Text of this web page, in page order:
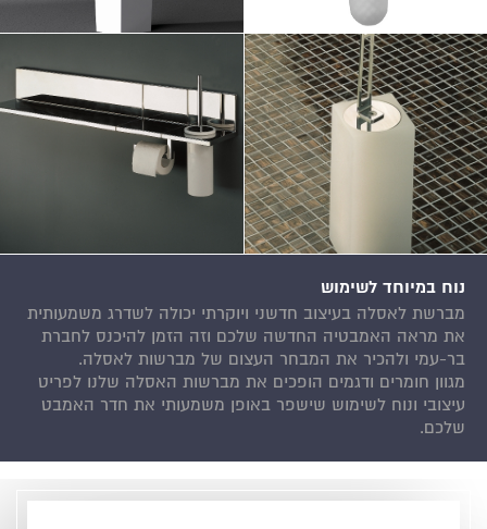
נוח במיוחד לשימוש
מברשת לאסלה בעיצוב חדשני ויוקרתי יכולה לשדרג משמעותית
את מראה האמבטיה החדשה שלכם וזה הזמן להיכנס לחברת
בר-עמי ולהכיר את המבחר העצום של מברשות לאסלה.
מגוון חומרים ודגמים הופכים את מברשות האסלה שלנו לפריט
עיצובי ונוח לשימוש שישפר באופן משמעותי את חדר האמבט
שלכם.